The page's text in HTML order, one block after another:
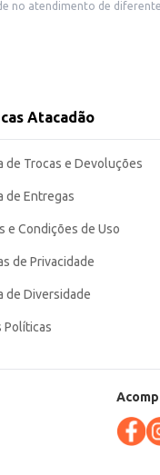
a satisfação dos seus
Atacadão
de Trocas e Devoluções
de Entregas
e Condições de Uso
de Privacidade
de Diversidade
Políticas